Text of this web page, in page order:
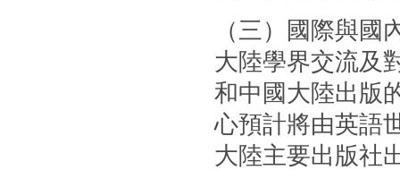
（三）國際與
大陸學界交流及
和中國大陸出版
心預計將由英語
大陸主要出版社